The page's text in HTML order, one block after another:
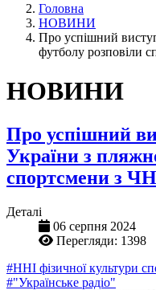
Головна
НОВИНИ
Про успішний
футболу розповіли
НОВИНИ
Про успішний
України з
спортсмени з
Деталі
06 серпня 2024
Перегляди: 1398
#ННІ фізичної культури
#"Українське радіо"